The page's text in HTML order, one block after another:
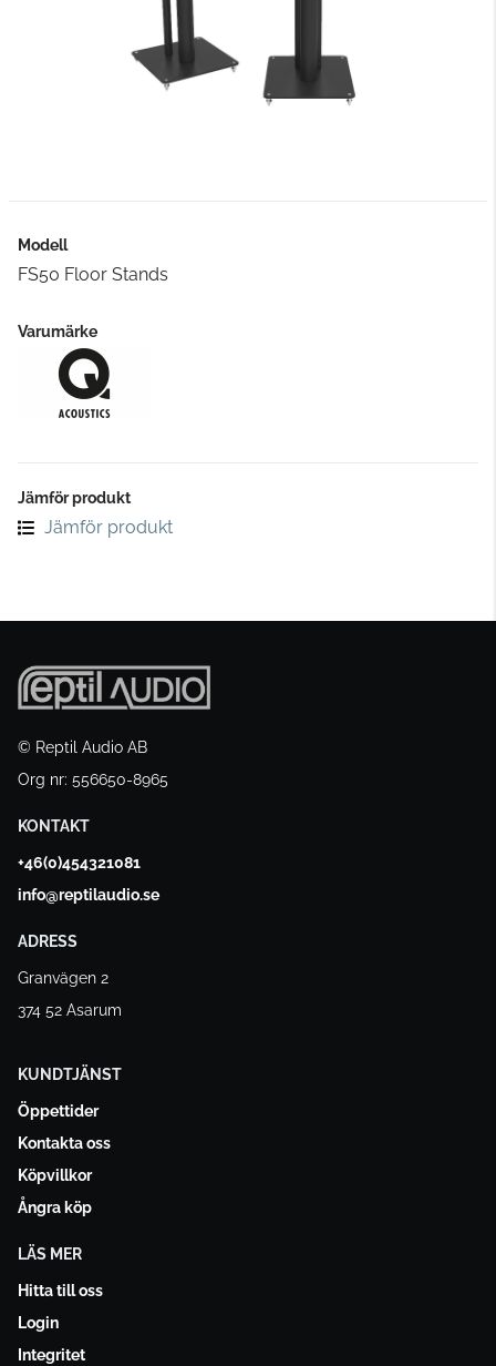
Modell
FS50 Floor Stands
Varumärke
Jämför produkt
Jämför produkt
© Reptil Audio AB
Org nr: 556650-8965
KONTAKT
+46(0)454321081
info@reptilaudio.se
ADRESS
Granvägen 2
374 52 Asarum
KUNDTJÄNST
Öppettider
Kontakta oss
Köpvillkor
Ångra köp
LÄS MER
Hitta till oss
Login
Integritet